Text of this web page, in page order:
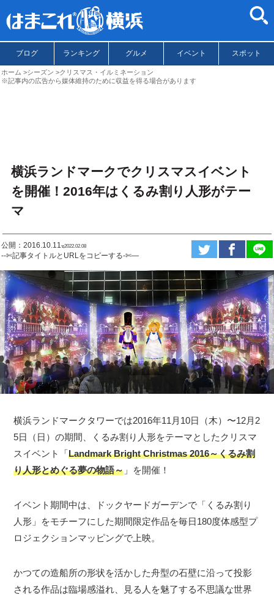
ブログ ランキング グルメ イベント スポット
ホーム シーズン
クリスマス・イルミネーション
※記事内の広告から媒体維持のために収益を得る場合があります
横浜ランドマークでクリスマスイベント
を開催！2016年はくるみ割り人形がテー
マ
公開：2016.10.11ಇ2022.02.08
--✄記事タイトルとURLをコピーする-✄—
横浜ランドマークタワーでは2016年11月10日（木）〜12月2
5日（日）の期間、くるみ割り人形をテーマとしたクリスマ
スイベント「Landmark Bright Christmas 2016～くるみ割
り人形とめぐる夢の物語～ 」を開催！
イベント期間中は、ドックヤードガーデンで「くるみ割り
人形」をモチーフにした期間限定作品を毎日180度体感型プ
ロジェクションマッピングで上映。
かつての造船所の形状を活かした舟型の石壁に沿って投影
される作品は臨場感溢れ、見る人を魅了する不思議な世界